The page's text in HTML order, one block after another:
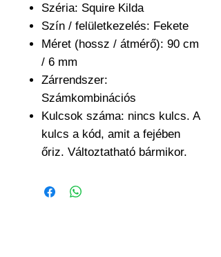
Széria: Squire Kilda
Szín / felületkezelés: Fekete
Méret (hossz / átmérő): 90 cm
/ 6 mm
Zárrendszer:
Számkombinációs
Kulcsok száma: nincs kulcs. A
kulcs a kód, amit a fejében
őriz. Változtatható bármikor.